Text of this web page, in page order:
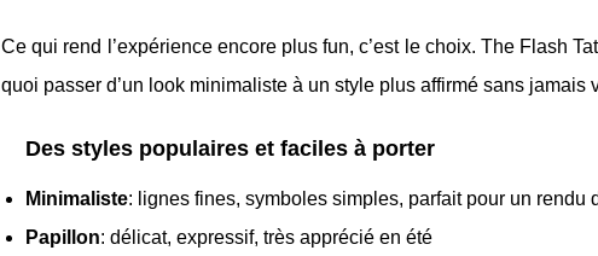
Ce qui rend l’expérience encore plus fun, c’est le choix. The Flash
quoi passer d’un look minimaliste à un style plus affirmé sans jamais
Des styles populaires et faciles à porter
Minimaliste: lignes fines, symboles simples, parfait pour un rendu
Papillon: délicat, expressif, très apprécié en été